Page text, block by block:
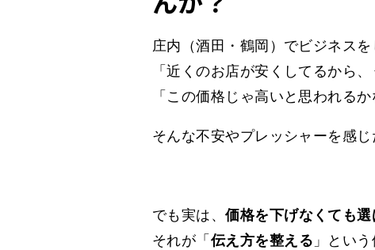
庄内（酒田・鶴岡）でビジネスを
「近くのお店が安くしてるから
「この価格じゃ高いと思われるか
そんな不安やプレッシャーを感
でも実は、価格を下げなくても
それが「伝え方を整える 」とい